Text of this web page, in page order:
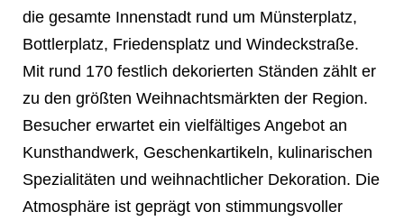
die gesamte Innenstadt rund um Münsterplatz,
Bottlerplatz, Friedensplatz und Windeckstraße.
Mit rund 170 festlich dekorierten Ständen zählt er
zu den größten Weihnachtsmärkten der Region.
Besucher erwartet ein vielfältiges Angebot an
Kunsthandwerk, Geschenkartikeln, kulinarischen
Spezialitäten und weihnachtlicher Dekoration. Die
Atmosphäre ist geprägt von stimmungsvoller
❄